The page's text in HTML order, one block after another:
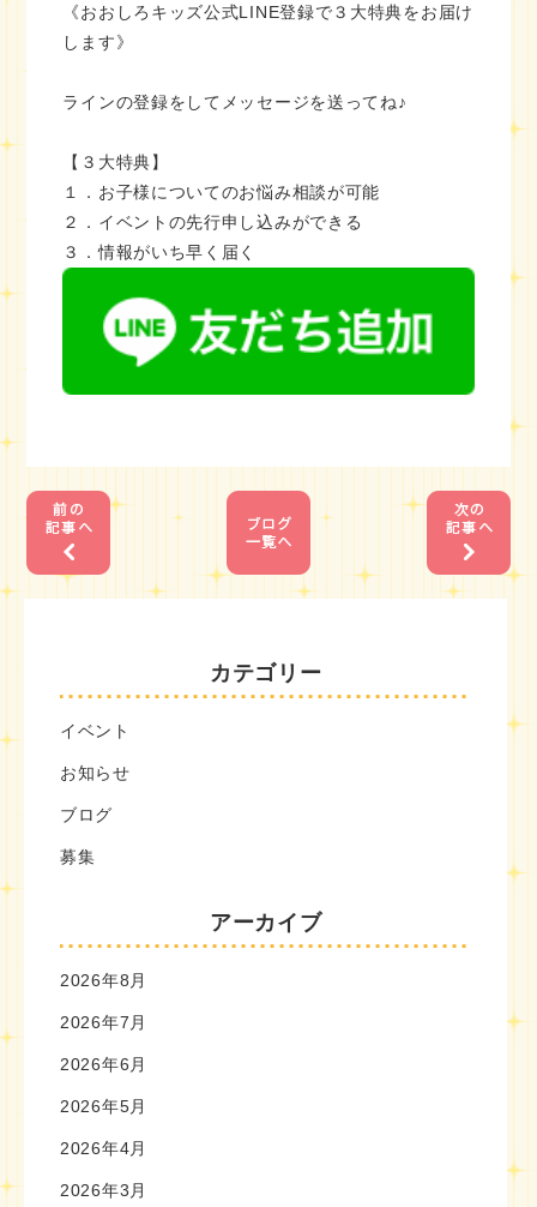
カテゴリー
イベント
お知らせ
ブログ
募集
アーカイブ
2026年8月
2026年7月
2026年6月
2026年5月
2026年4月
2026年3月
《おおしろキッズ公式LINE登録で３大特典をお届け
します》
ラインの登録をしてメッセージを送ってね♪
【３大特典】
１．お子様についてのお悩み相談が可能
２．イベントの先行申し込みができる
３．情報がいち早く届く
1 1